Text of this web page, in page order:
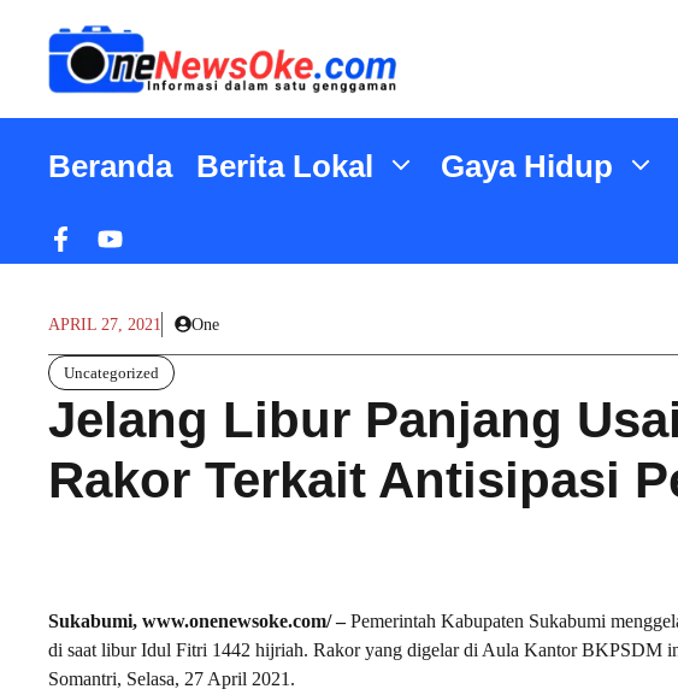
Beranda Berita Lokal Gaya Hidup
APRIL 27, 2021 One
Uncategorized
Jelang Libur Panjang
Rakor Terkait Antisipasi
Sukabumi, www.onenewsoke.com/ –Pemerintah Kabupaten Sukabumi
di saat libur Idul Fitri 1442 hijriah. Rakor yang digelar di Aula Kantor BKPSDM
Somantri, Selasa, 27 April 2021.